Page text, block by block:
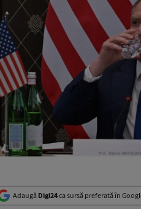
Adaugă Digi24ca sursă preferată în